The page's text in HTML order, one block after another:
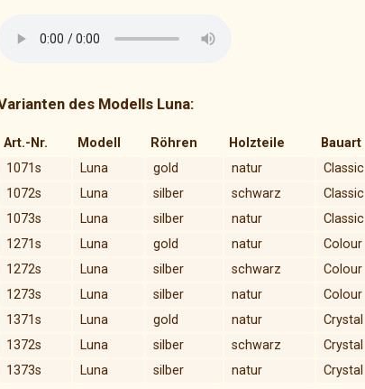
des Modells Luna:
Art.-Nr. Modell Röhren Holzteile Bauart
1071s
Luna gold natur Classic
1072s
Luna silber schwarz Classic
1073s
Luna silber natur Classic
1271s
Luna gold natur Colour
1272s
Luna silber schwarz Colour
1273s
Luna silber natur Colour
1371s
Luna gold natur Crystal
1372s
Luna silber schwarz Crystal
1373s
Luna silber natur Crystal